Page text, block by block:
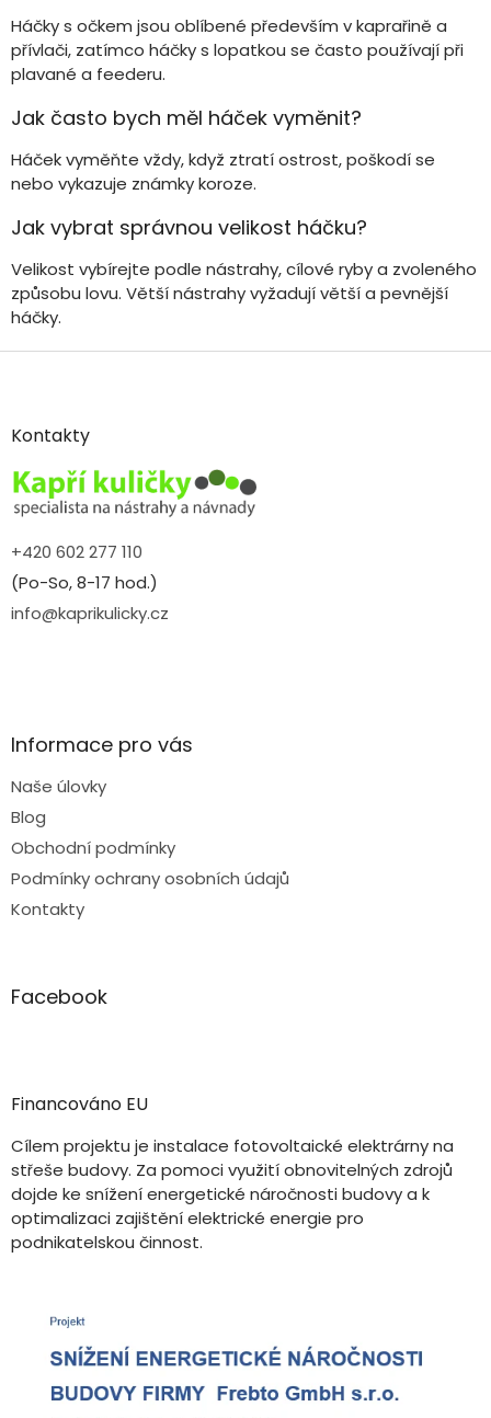
Háčky s očkem jsou oblíbené především v kaprařině a
přívlači, zatímco háčky s lopatkou se často používají při
plavané a feederu.
Jak často bych měl háček vyměnit?
Háček vyměňte vždy, když ztratí ostrost, poškodí se
nebo vykazuje známky koroze.
Jak vybrat správnou velikost háčku?
Velikost vybírejte podle nástrahy, cílové ryby a zvoleného
způsobu lovu. Větší nástrahy vyžadují větší a pevnější
háčky.
Z
aKontakty
+420 602 277 110
(Po-So, 8-17 hod.)
info@kaprikulicky.cz
Informace pro vás
Naše úlovky
Blog
Obchodní podmínky
Podmínky ochrany osobních údajů
Kontakty
Facebook
Financováno EU
Cílem projektu je instalace fotovoltaické elektrárny na
střeše budovy. Za pomoci využití obnovitelných zdrojů
dojde ke snížení energetické náročnosti budovy a k
optimalizaci zajištění elektrické energie pro
podnikatelskou činnost.